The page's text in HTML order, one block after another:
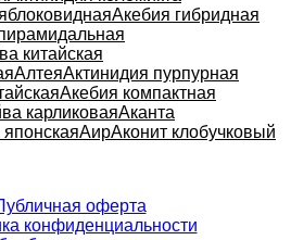
Акебия гибридная
китайская
АлтеяАктинидия пурпурная
Акебия компактная
карликоваяАканта
АирАконит клобучковый
оферта
конфиденциальности